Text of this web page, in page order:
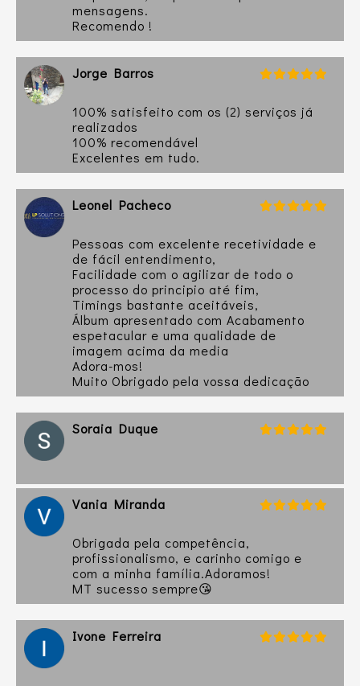
mensagens.
Recomendo !
Jorge Barros
100% satisfeito com os (2) serviços já
realizados
100% recomendável
Excelentes em tudo.
Leonel Pacheco
Pessoas com excelente recetividade e
de fácil entendimento,
Facilidade com o agilizar de todo o
processo do principio até fim,
Timings bastante aceitáveis,
Álbum apresentado com Acabamento
espetacular e uma qualidade de
imagem acima da media
Adora-mos!
Muito Obrigado pela vossa dedicação
Soraia Duque
Vania Miranda
Obrigada pela competência,
profissionalismo, e carinho comigo e
com a minha família.Adoramos!
MT sucesso sempre😘
Ivone Ferreira